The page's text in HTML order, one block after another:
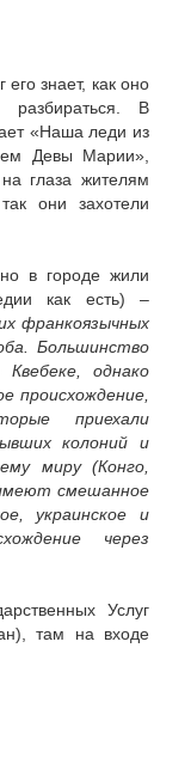
знает, как оно
разбираться. В
«Наша леди из
Девы Марии»,
глаза жителям
они захотели
в городе жили
как есть) –
франкоязычных
Большинство
однако
происхождение,
приехали
колоний и
миру (Конго,
смешанное
украинское и
через
Услуг
там на входе